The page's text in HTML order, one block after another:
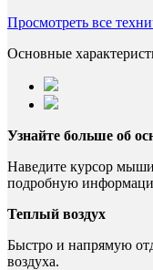
Просмотреть все
Основные
Узнайте больше об
Наведите курсор
подробную
Теплый воздух
Быстро и напрямую
воздуха.